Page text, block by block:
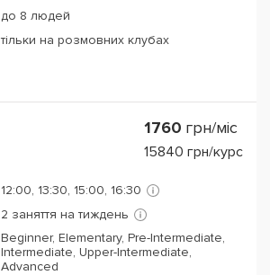
до 8 людей
тільки на розмовних клубах
1760 грн/міс
15840 грн/курс
12:00, 13:30, 15:00, 16:30
2 заняття на тиждень
Beginner, Elementary, Pre-Intermediate,
Intermediate, Upper-Intermediate,
Advanced